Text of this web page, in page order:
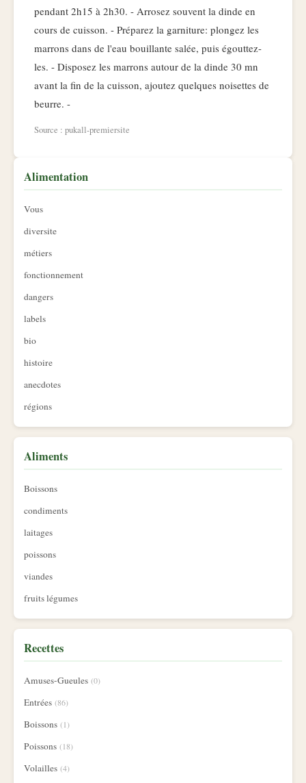
pendant 2h15 à 2h30. - Arrosez souvent la dinde en
cours de cuisson. - Préparez la garniture: plongez les
marrons dans de l'eau bouillante salée, puis égouttez-
les. - Disposez les marrons autour de la dinde 30 mn
avant la fin de la cuisson, ajoutez quelques noisettes de
beurre. -
Source : pukall-premiersite
Alimentation
Vous
diversite
métiers
fonctionnement
dangers
labels
bio
histoire
anecdotes
régions
Aliments
Boissons
condiments
laitages
poissons
viandes
fruits légumes
Recettes
Amuses-Gueules (0)
Entrées (86)
Boissons (1)
Poissons (18)
Volailles (4)